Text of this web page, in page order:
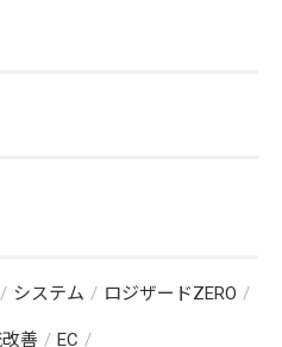
システム ロジザードZERO
善 EC